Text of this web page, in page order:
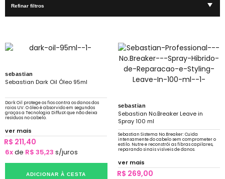
Refinar filtros
sebastian
Sebastian Dark Oil Óleo 95ml
Dark Oil protege os fios contra os danos dos
raios UV. O óleo é absorvido em segundos
graças a Tecnologia DiffusX que não deixa
resíduos no cabelo.
ver mais
R$ 211,40
6xde R$ 35,23 s/juros
ADICIONAR À CESTA
sebastian
Sebastian No.Breaker Leave in
Spray 100 ml
Sebastian Sistema No.Breaker: Cuida
intensamente do cabelo sem comprometer o
estilo. Nutre e reconstrói as fibras capilares,
reparando sinais visíveis de danos.
ver mais
R$ 269,00